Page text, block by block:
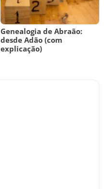
Genealogia de Abraão:
desde Adão (com
explicação)